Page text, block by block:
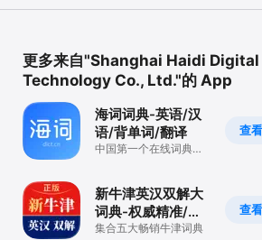
更多来自"Shanghai Haidi
Technology Co., Ltd."的 App
查看
海词词典-英语/汉
语/背单词/翻译
中国第一个在线词典，
查看
新牛津英汉双解大
词典-权威精准/学
真英语
集合五大畅销牛津词典